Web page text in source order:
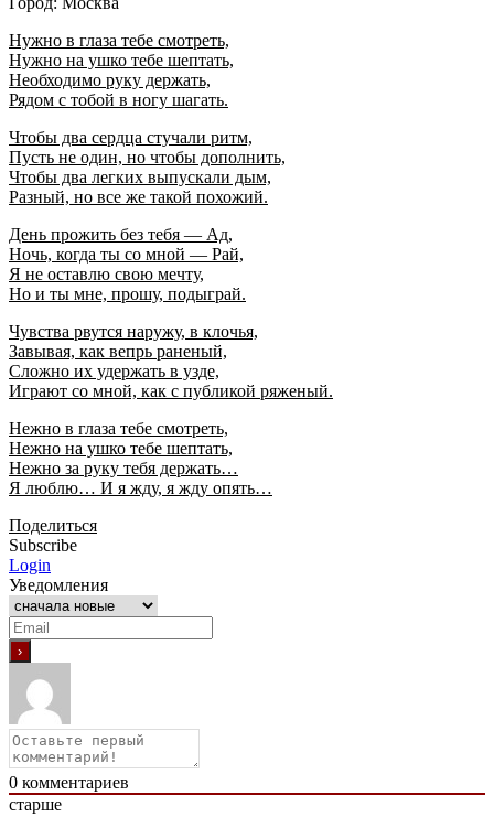
Нужно в глаза тебе смотреть,
Нужно на ушко тебе шептать,
Необходимо руку держать,
Рядом с тобой в ногу шагать.
Чтобы два сердца стучали ритм,
Пусть не один, но чтобы дополнить,
Чтобы два легких выпускали дым,
Разный, но все же такой похожий.
День прожить без тебя — Ад,
Ночь, когда ты со мной — Рай,
Я не оставлю свою мечту,
Но и ты мне, прошу, подыграй.
Чувства рвутся наружу, в клочья,
Завывая, как вепрь раненый,
Сложно их удержать в узде,
Играют со мной, как с публикой ряженый.
Нежно в глаза тебе смотреть,
Нежно на ушко тебе шептать,
Нежно за руку тебя держать…
Я люблю… И я жду, я жду опять…
Поделиться
Subscribe
Login
Уведомления
0 комментариев
старше